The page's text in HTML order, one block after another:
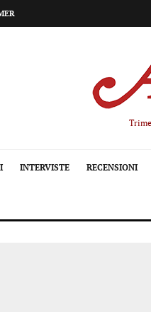
INTERVISTE RECENSIONI